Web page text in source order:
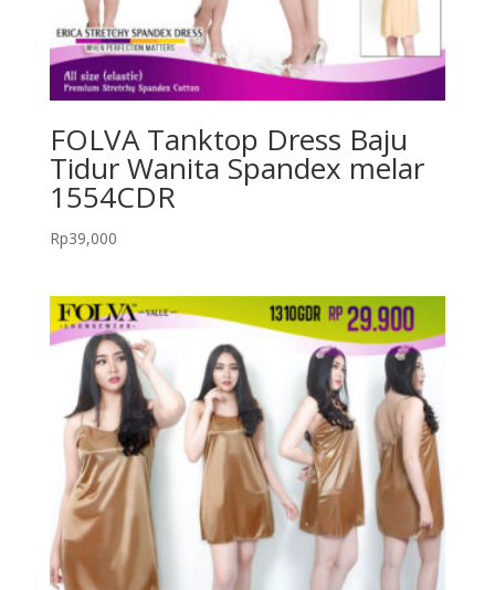
FOLVA Tanktop Dress Baju
Tidur Wanita Spandex melar
1554CDR
Rp39,000